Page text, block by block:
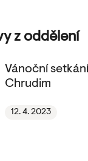
z oddělení
Vánoční
Chrudim
12. 4. 2023